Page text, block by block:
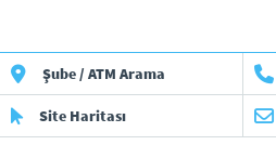
Şube / ATM Arama
Site Haritası